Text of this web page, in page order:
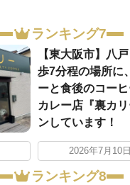
ランキング7
【東大阪市】八
歩7分程の場所に
ーと食後のコー
カレー店『裏カ
ンしています！
2026年7月10
ランキング8